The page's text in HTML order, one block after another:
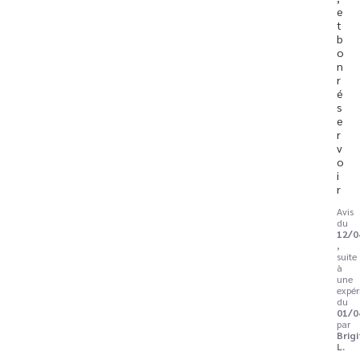
e
t
b
o
n
r
é
s
e
r
v
o
i
r
Avis
du
12/
,
suite
à
une
du
01/
par
L.